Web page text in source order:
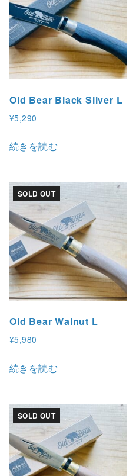
Old Bear Black Silver L
¥5,290
続きを読む
SOLD OUT
Old Bear Walnut L
¥5,980
続きを読む
SOLD OUT